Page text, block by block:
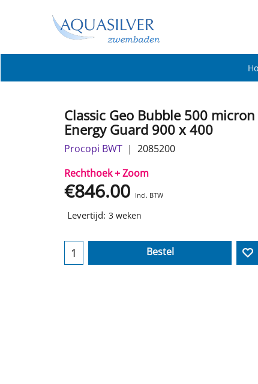
Classic Geo Bubble 500 micron
Energy Guard 900 x 400
Procopi BWT
2085200
Rechthoek + Zoom
€846.00 Incl. BTW
Levertijd: 3 weken
Bestel